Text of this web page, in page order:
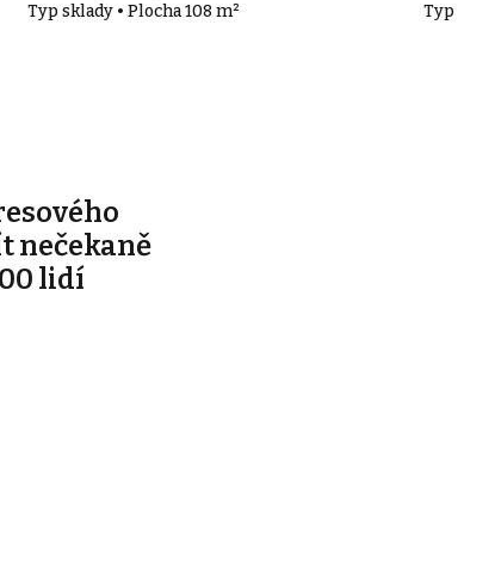
Typ sklady • Plocha 108 m²
Typ
nečekaně
lidí